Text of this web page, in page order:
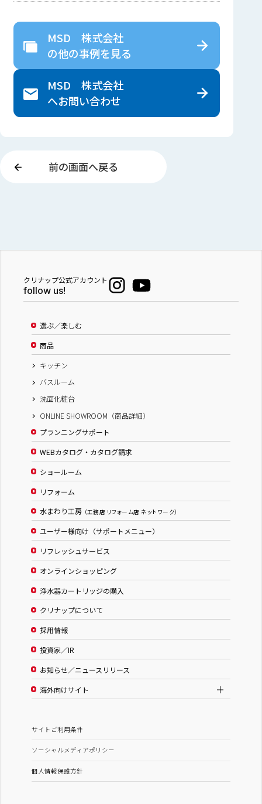
MSD 株式会社
の他の事例を見る
MSD 株式会社
へお問い合わせ
前の画面へ戻る
クリナップ公式アカウント
follow us!
選ぶ／楽しむ
商品
キッチン
バスルーム
洗面化粧台
ONLINE SHOWROOM（商品詳細）
プランニングサポート
WEBカタログ・カタログ請求
ショールーム
リフォーム
水まわり工房 （工務店 リフォーム店 ネットワーク）
ユーザー様向け（サポートメニュー）
リフレッシュサービス
オンラインショッピング
浄水器カートリッジの購入
クリナップについて
採用情報
投資家／IR
お知らせ／ニュースリリース
海外向けサイト
サイトご利用条件
ソーシャルメディアポリシー
個人情報保護方針